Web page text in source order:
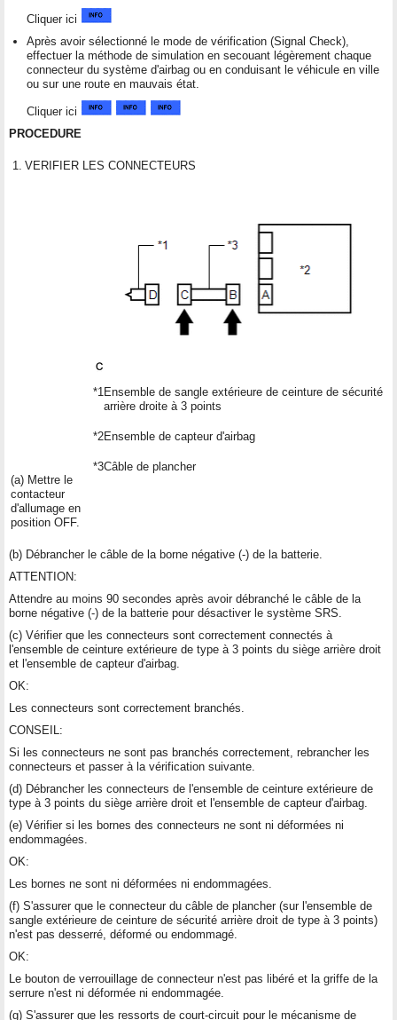
Cliquer ici
Après avoir sélectionné le mode de vérification (Signal Check),
effectuer la méthode de simulation en secouant légèrement chaque
connecteur du système d'airbag ou en conduisant le véhicule en ville
ou sur une route en mauvais état.
Cliquer ici
PROCEDURE
1. VERIFIER LES CONNECTEURS
(a) Mettre le
contacteur
d'allumage en
position OFF.
*1Ensemble de sangle extérieure de ceinture de sécurité
arrière droite à 3 points
*2Ensemble de capteur d'airbag
*3Câble de plancher
(b) Débrancher le câble de la borne négative (-) de la batterie.
ATTENTION:
Attendre au moins 90 secondes après avoir débranché le câble de la
borne négative (-) de la batterie pour désactiver le système SRS.
(c) Vérifier que les connecteurs sont correctement connectés à
l'ensemble de ceinture extérieure de type à 3 points du siège arrière droit
et l'ensemble de capteur d'airbag.
OK:
Les connecteurs sont correctement branchés.
CONSEIL:
Si les connecteurs ne sont pas branchés correctement, rebrancher les
connecteurs et passer à la vérification suivante.
(d) Débrancher les connecteurs de l'ensemble de ceinture extérieure de
type à 3 points du siège arrière droit et l'ensemble de capteur d'airbag.
(e) Vérifier si les bornes des connecteurs ne sont ni déformées ni
endommagées.
OK:
Les bornes ne sont ni déformées ni endommagées.
(f) S'assurer que le connecteur du câble de plancher (sur l'ensemble de
sangle extérieure de ceinture de sécurité arrière droit de type à 3 points)
n'est pas desserré, déformé ou endommagé.
OK:
Le bouton de verrouillage de connecteur n'est pas libéré et la griffe de la
serrure n'est ni déformée ni endommagée.
(g) S'assurer que les ressorts de court-circuit pour le mécanisme de